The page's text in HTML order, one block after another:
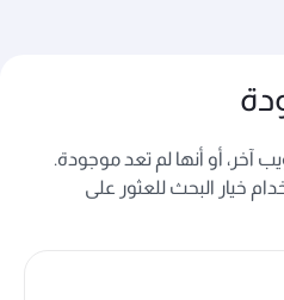
آخر، أو أنها لم تعد موجودة.
خيار البحث للعثور على